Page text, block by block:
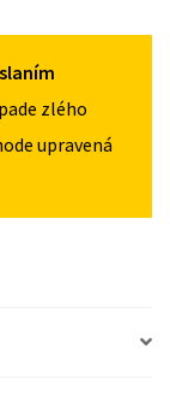
zlého
upravená